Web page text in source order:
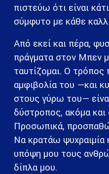
πιστεύω ότι είναι
σύμφυτο με κάθε
Από εκεί και πέρα,
πράγματα στον Μπεν
ταυτίζομαι. Ο τρόπος
αμφιβολία του —και
στους γύρω του—
δύστροπος, ακόμα και
Προσωπικά,
Να κρατάω ψυχραιμία
υπόψη μου τους
δίπλα μου.